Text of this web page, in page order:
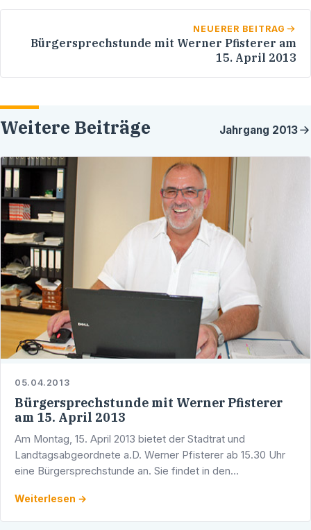
NEUERER BEITRAG
Bürgersprechstunde mit Werner Pfisterer am
15. April 2013
Weitere Beiträge Jahrgang 2013
05.04.2013
Bürgersprechstunde mit Werner Pfisterer
am 15. April 2013
Am Montag, 15. April 2013 bietet der Stadtrat und
Landtagsabgeordnete a.D. Werner Pfisterer ab 15.30 Uhr
eine Bürgersprechstunde an. Sie findet in den
Adlerstraße 1/5, …
Weiterlesen →